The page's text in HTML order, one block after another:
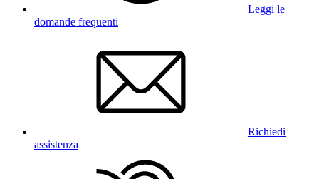
Leggi le
domande frequenti
Richiedi
assistenza